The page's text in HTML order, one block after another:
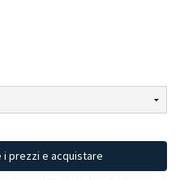
prezzi e acquistare